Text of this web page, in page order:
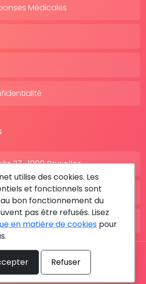
Médicales
37 , 1000 Bruxelles
réservés © 2026 RDV MÉDICAL By
MediaSatCom
utilise des cookies. Les
et fonctionnels sont
bon fonctionnement du
pas être refusés. Lisez
en matière de cookies pour
Refuser